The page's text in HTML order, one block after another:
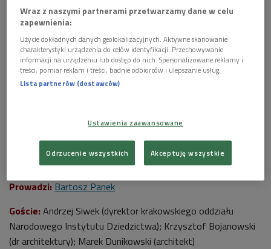
Bryła położonego nad Wisłą krakowskiego hotelu Forum Foto: Błażej
Pindor/Wikimedia/CC
Co robić z niechcianymi budynkami? Modernizować z
Tytuł audycji:Przestrzenie kultury
Prowadzi: Bartosz Panek
Goście: Andrzej Siwek (dyrektor krakowskiego oddziału
Narodowego Instytutu Dziedzictwa); Krzysztof Bojanowski
(dr architektury); Marek Dunikowski (architekt)
Wraz z naszymi partnerami przetwarzamy dane w celu
zapewnienia:
Użycie dokładnych danych geolokalizacyjnych. Aktywne skanowanie
charakterystyki urządzenia do celów identyfikacji. Przechowywanie
informacji na urządzeniu lub dostęp do nich. Spersonalizowane reklamy i
treści, pomiar reklam i treści, badnie odbiorców i ulepszanie usług.
Lista partnerów (dostawców)
Ustawienia zaawansowane
Odrzucenie wszystkich Akceptuję wszystkie